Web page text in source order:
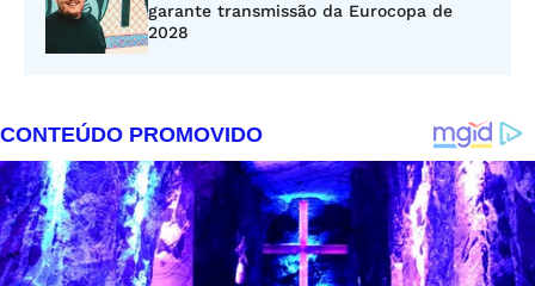
garante transmissão da Eurocopa de
2028